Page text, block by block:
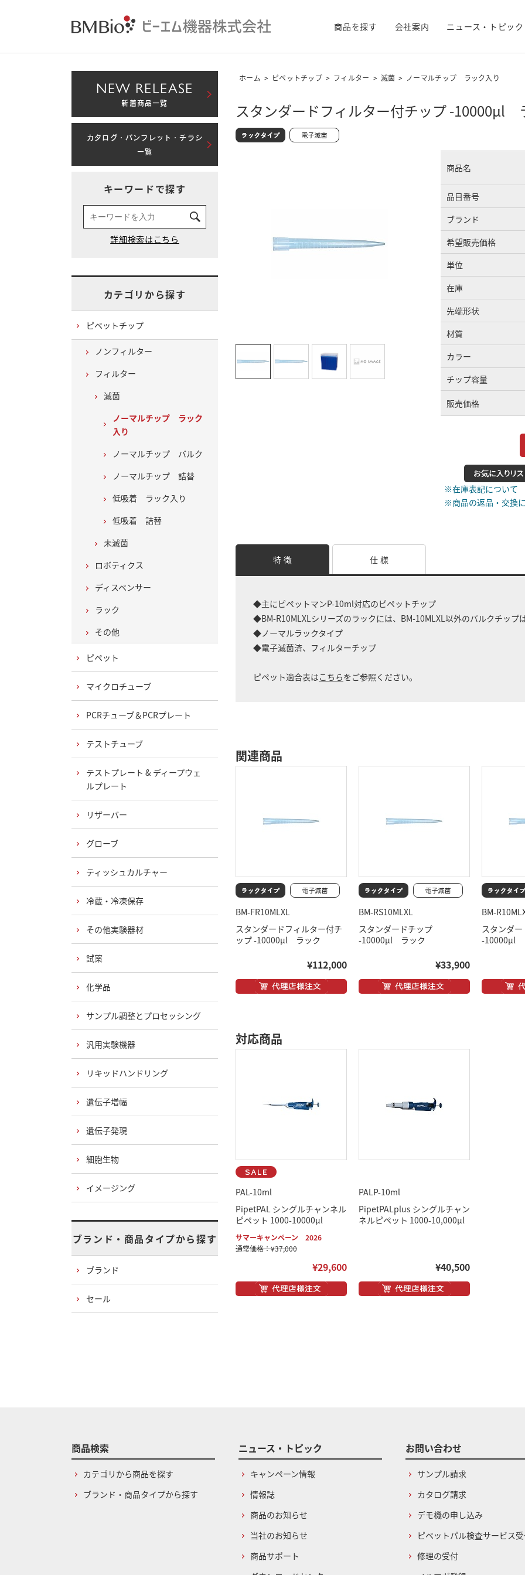
商品を探す 会社案内 ニュース・トピック
ホーム > ピペットチップ > フィルター > 滅菌 > ノーマルチップ ラック入り
スタンダードフィルター付チップ -10000μl
商品名
品目番号
ブランド
希望販売価格
単位
在庫
先端形状
材質
カラー
チップ容量
販売価格
※在庫表記について
※商品の返品・交換
特 徴 仕 様
◆主にピペットマンP-10ml対応のピペットチップ
◆BM-R10MLXLシリーズのラックには、BM-10MLXL以外のバルクチップ
◆ノーマルラックタイプ
◆電子滅菌済、フィルターチップ
ピペット適合表はこちらをご参照ください。
関連商品
BM-FR10MLXL
スタンダードフィルター付チ
ップ -10000μl ラック
¥112,000
BM-RS10MLXL
スタンダードチップ
-10000μl ラック
¥33,900
BM-
スタンダ
-10000μl
対応商品
PAL-10ml
PipetPAL シングルチャンネル
ピペット 1000-10000μl
サマーキャンペーン 2026
通常価格：¥37,000
¥29,600
PALP-10ml
PipetPALplus シングルチャン
ネルピペット 1000-10,000μl
¥40,500
NEW RELEASE
新着商品一覧
カタログ・パンフレット・チラシ
一覧
キーワードで探す
カテゴリから探す
ピペットチップ
ノンフィルター
フィルター
滅菌
ノーマルチップ ラック
入り
ノーマルチップ バルク
ノーマルチップ 詰替
低吸着 ラック入り
低吸着 詰替
未滅菌
ロボティクス
ディスペンサー
ラック
その他
ピペット
マイクロチューブ
PCRチューブ＆PCRプレート
テストチューブ
テストプレート & ディープウェ
ルプレート
リザーバー
グローブ
ティッシュカルチャー
冷蔵・冷凍保存
その他実験器材
試薬
化学品
サンプル調整とプロセッシング
汎用実験機器
リキッドハンドリング
遺伝子増幅
遺伝子発現
細胞生物
イメージング
ブランド・商品タイプから探す
ブランド
セール
商品検索
カテゴリから商品を探す
ブランド・商品タイプから探す
ニュース・トピック
キャンペーン情報
情報誌
商品のお知らせ
当社のお知らせ
商品サポート
お問い合わせ
サンプル請求
カタログ請求
デモ機の申し込み
ピペットパル検査サービス
修理の受付